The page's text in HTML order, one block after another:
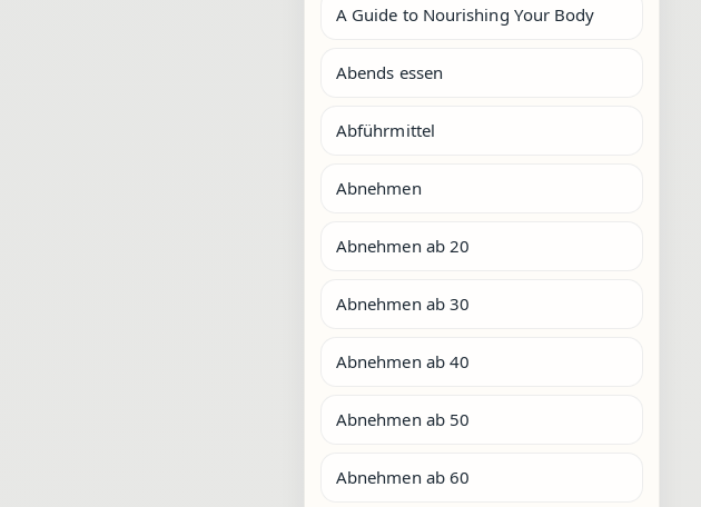
A Guide to Nourishing Your Body
Abends essen
Abführmittel
Abnehmen
Abnehmen ab 20
Abnehmen ab 30
Abnehmen ab 40
Abnehmen ab 50
Abnehmen ab 60